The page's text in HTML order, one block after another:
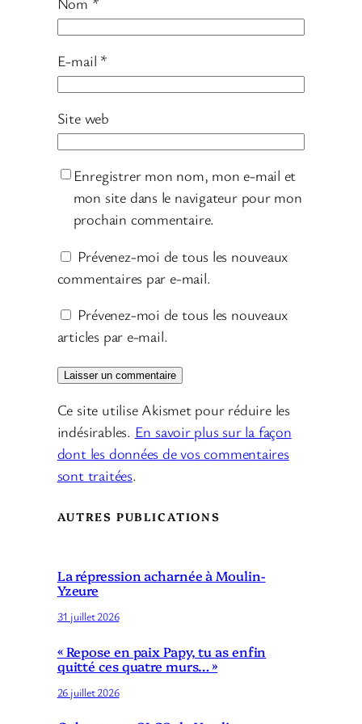
E-mail *
Site web
Enregistrer mon nom, mon e-mail et
mon site dans le navigateur pour mon
prochain commentaire.
Prévenez-moi de tous les nouveaux
commentaires par e-mail.
Prévenez-moi de tous les nouveaux
articles par e-mail.
Ce site utilise Akismet pour réduire les
indésirables. En savoir plus sur la façon
dont les données de vos commentaires
sont traitées.
AUTRES PUBLICATIONS
La répression acharnée à Moulin-
Yzeure
31 juillet 2026
« Repose en paix Papy, tu as enfin
quitté ces quatre murs… »
26 juillet 2026